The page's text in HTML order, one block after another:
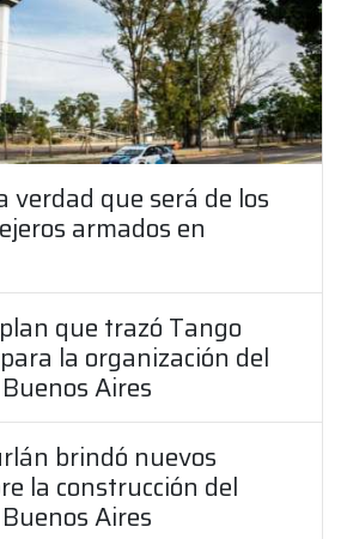
verdad que será de los
armados en
que trazó Tango
la organización del
Aires
brindó nuevos
la construcción del
Aires